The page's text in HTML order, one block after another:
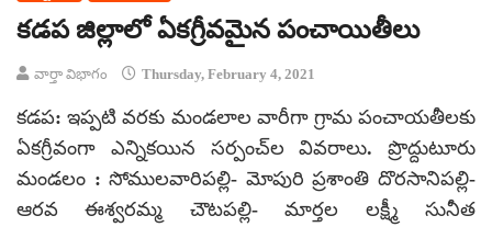
కడప జిల్లాలో ఏకగ్రీవమైన పంచాయితీలు
వార్తా విభాగం Thursday, February 4, 2021
కడప: ఇప్పటి వరకు మండలాల వారీగా గ్రామ పంచాయతీలకు
ఏకగ్రీవంగా ఎన్నికయిన సర్పంచ్‌ల వివరాలు. ప్రొద్దుటూరు
మండలం : సోములవారిపల్లి- మోపురి ప్రశాంతి దొరసానిపల్లి-
ఆరవ ఈశ్వరమ్మ చౌటపల్లి- మార్తల లక్ష్మీ సునీత